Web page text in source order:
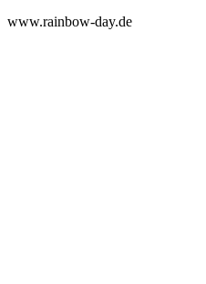
www.rainbow-day.de